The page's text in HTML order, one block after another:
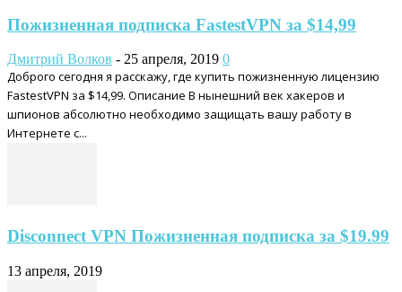
Пожизненная подписка FastestVPN за $14,99
Дмитрий Волков - 25 апреля, 2019 0
Доброго сегодня я расскажу, где купить пожизненную лицензию
FastestVPN за $14,99. Описание В нынешний век хакеров и
шпионов абсолютно необходимо защищать вашу работу в
Интернете с...
Disconnect VPN Пожизненная подписка за $19.99
13 апреля, 2019